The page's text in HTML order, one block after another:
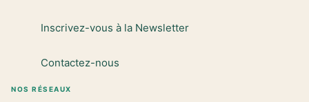
Inscrivez-vous à la Newsletter
Contactez-nous
NOS RÉSEAUX